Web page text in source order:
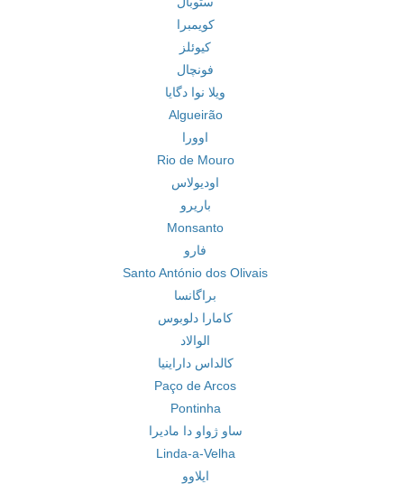
کویمبرا
کیوئلز
فونچال
ویلا نوا دگایا
Algueirão
اوورا
Rio de Mouro
اودیولاس
باریرو
Monsanto
فارو
Santo António dos Olivais
براگانسا
کامارا دلوبوس
الوالاد
کالداس داراینیا
Paço de Arcos
Pontinha
ساو ژواو دا مادیرا
Linda-a-Velha
ایلاوو